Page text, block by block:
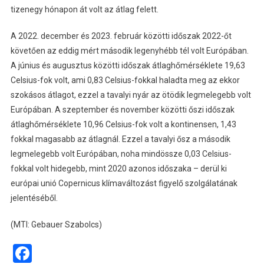
tizenegy hónapon át volt az átlag felett.
A 2022. december és 2023. február közötti időszak 2022-őt
követően az eddig mért második legenyhébb tél volt Európában.
A június és augusztus közötti időszak átlaghőmérséklete 19,63
Celsius-fok volt, ami 0,83 Celsius-fokkal haladta meg az ekkor
szokásos átlagot, ezzel a tavalyi nyár az ötödik legmelegebb volt
Európában. A szeptember és november közötti őszi időszak
átlaghőmérséklete 10,96 Celsius-fok volt a kontinensen, 1,43
fokkal magasabb az átlagnál. Ezzel a tavalyi ősz a második
legmelegebb volt Európában, noha mindössze 0,03 Celsius-
fokkal volt hidegebb, mint 2020 azonos időszaka – derül ki
európai unió Copernicus klímaváltozást figyelő szolgálatának
jelentéséből.
(MTI: Gebauer Szabolcs)
Facebook